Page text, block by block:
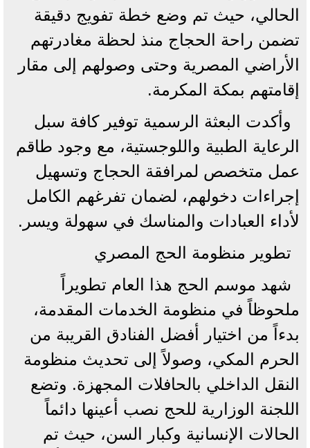
الحالي، حيث تم وضع خطة تفويج دقيقة
تضمن راحة الحجاج منذ لحظة مغادرتهم
الأراضي المصرية وحتى وصولهم إلى مقار
إقامتهم بمكة المكرمة.
وأكدت البعثة الرسمية توفير كافة سبل
الرعاية الطبية واللوجستية، مع وجود طاقم
عمل متخصص لمرافقة الحجاج وتسهيل
إجراءات دخولهم، لضمان تفرغهم الكامل
لأداء العبادات والمناسك في سهولة ويسر.
تطوير منظومة الحج المصري
شهد موسم الحج هذا العام تطويراً
ملحوظاً في منظومة الخدمات المقدمة،
بدءاً من اختيار أفضل الفنادق القريبة من
الحرم المكي، وصولاً إلى تحديث منظومة
النقل الداخلي بالحافلات المجهزة. وتضع
اللجنة الوزارية للحج نصب أعينها دائماً
الحالات الإنسانية وكبار السن، حيث تم